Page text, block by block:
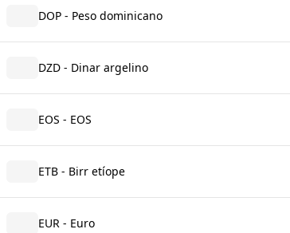
DOP - Peso dominicano
DZD - Dinar argelino
EOS - EOS
ETB - Birr etíope
EUR - Euro